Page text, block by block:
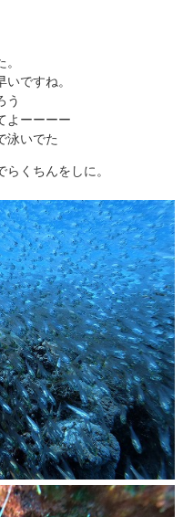
ですね。
う
よーーーー
泳いでた
くちんをしに。